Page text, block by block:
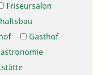
Friseursalon
Gasthof